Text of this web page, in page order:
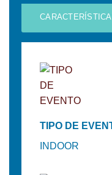
TIPO DE
INDOOR